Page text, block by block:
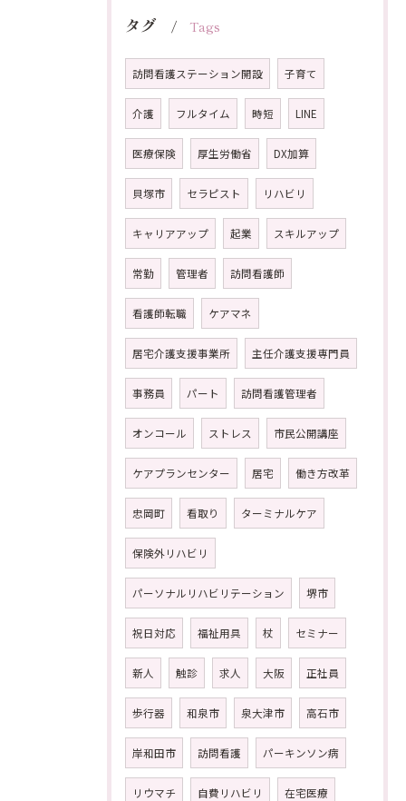
タグ Tags
訪問看護ステーション開設 子育て
介護 フルタイム 時短 LINE
医療保険 厚生労働省 DX加算
貝塚市 セラピスト リハビリ
キャリアアップ 起業 スキルアップ
常勤 管理者 訪問看護師
看護師転職 ケアマネ
居宅介護支援事業所 主任介護支援専門員
事務員 パート 訪問看護管理者
オンコール ストレス 市民公開講座
ケアプランセンター 居宅 働き方改革
忠岡町 看取り ターミナルケア
保険外リハビリ
パーソナルリハビリテーション 堺市
祝日対応 福祉用具 杖 セミナー
新人 触診 求人 大阪 正社員
歩行器 和泉市 泉大津市 高石市
岸和田市 訪問看護 パーキンソン病
リウマチ 自費リハビリ 在宅医療